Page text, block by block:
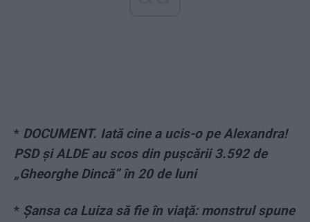
* DOCUMENT. Iată cine a ucis-o pe Alexandra!
PSD și ALDE au scos din pușcării 3.592 de
„Gheorghe Dincă” în 20 de luni
* Şansa ca Luiza să fie în viaţă: monstrul spune